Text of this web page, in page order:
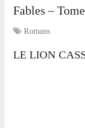
Fables –
Romans
LE LION